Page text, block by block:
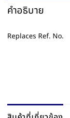
คำอธิบาย
Replaces Ref. No.